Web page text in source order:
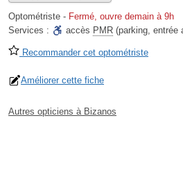
Optométriste - Fermé, ouvre demain à 9h
Services :
accès PMR (parking, entrée
Recommander cet optométriste
Améliorer cette fiche
Autres opticiens à Bizanos